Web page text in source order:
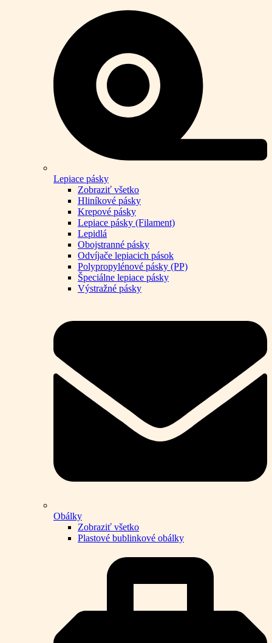
Lepiace pásky
Zobraziť všetko
Hliníkové pásky
Krepové pásky
Lepiace pásky (Filament)
Lepidlá
Obojstranné pásky
Odvíjače lepiacich pások
Polypropylénové pásky (PP)
Špeciálne lepiace pásky
Výstražné pásky
Obálky
Zobraziť všetko
Plastové bublinkové obálky